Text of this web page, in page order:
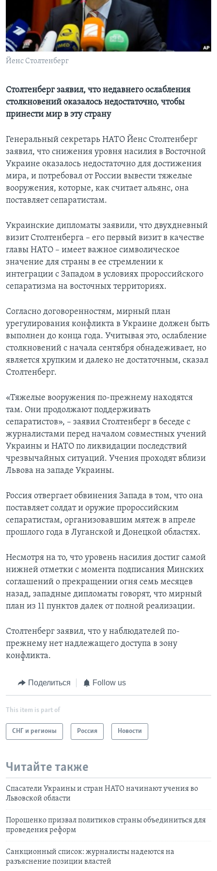
Learning English
СОЦИАЛЬНЫЕ СЕТИ
Языки
Йенс Столтенберг
Столтенберг заявил, что недавнего ослабления
столкновений оказалось недостаточно, чтобы
принести мир в эту страну
Генеральный секретарь НАТО Йенс Столтенберг
заявил, что снижения уровня насилия в Восточной
Украине оказалось недостаточно для достижения
мира, и потребовал от России вывести тяжелые
вооружения, которые, как считает альянс, она
поставляет сепаратистам.
Украинские дипломаты заявили, что двухдневный
визит Столтенберга – его первый визит в качестве
главы НАТО – имеет важное символическое
значение для страны в ее стремлении к
интеграции с Западом в условиях пророссийского
сепаратизма на восточных территориях.
Согласно договоренностям, мирный план
урегулирования конфликта в Украине должен быть
выполнен до конца года. Учитывая это, ослабление
столкновений с начала сентября обнадеживает, но
является хрупким и далеко не достаточным, сказал
Столтенберг.
«Тяжелые вооружения по-прежнему находятся
там. Они продолжают поддерживать
сепаратистов», – заявил Столтенберг в беседе с
журналистами перед началом совместных учений
Украины и НАТО по ликвидации последствий
чрезвычайных ситуаций. Учения проходят вблизи
Львова на западе Украины.
Россия отвергает обвинения Запада в том, что она
поставляет солдат и оружие пророссийским
сепаратистам, организовавшим мятеж в апреле
прошлого года в Луганской и Донецкой областях.
Несмотря на то, что уровень насилия достиг самой
нижней отметки с момента подписания Минских
соглашений о прекращении огня семь месяцев
назад, западные дипломаты говорят, что мирный
план из 11 пунктов далек от полной реализации.
Столтенберг заявил, что у наблюдателей по-
прежнему нет надлежащего доступа в зону
конфликта.
Поделиться Follow us
This item is part of
СНГ и регионы Россия Новости
Читайте также
Спасатели Украины и стран НАТО начинают учения во
Львовской области
Порошенко призвал политиков страны объединиться для
проведения реформ
Санкционный список: журналисты надеются на
разъяснение позиции властей